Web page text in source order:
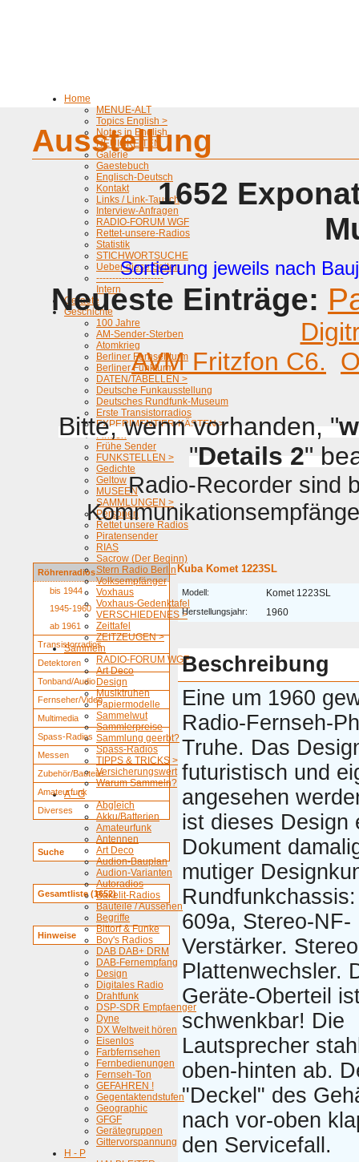
Home
MENUE-ALT
Topics English >
Notes in English
NEUIGKEITEN
Galerie
Gaestebuch
Englisch-Deutsch
Kontakt
Links / Link-Tausch
Interview-Anfragen
RADIO-FORUM WGF
Rettet-unsere-Radios
Statistik
STICHWORTSUCHE
Ueber diese Seiten
---------------------
Intern
Geraete
Geschichte
100 Jahre
AM-Sender-Sterben
Atomkrieg
Berliner Fernsehturm
Berliner Funkturm
DATEN/TABELLEN >
Deutsche Funkausstellung
Deutsches Rundfunk-Museum
Erste Transistorradios
EXPERIMENTIER-KÄSTEN >
Firmen
Frühe Sender
FUNKSTELLEN >
Gedichte
Geltow
MUSEEN
SAMMLUNGEN >
Personen
Rettet unsere Radios
Piratensender
RIAS
Sacrow (Der Beginn)
Stern Radio Berlin
Volksempfänger
Voxhaus
Voxhaus-Gedenktafel
VERSCHIEDENES >
Zeittafel
ZEITZEUGEN >
Sammeln
RADIO-FORUM WGF
Art Deco
Design
Musiktruhen
Papiermodelle
Sammelwut
Sammlerpreise
Sammlung geerbt?
Spass-Radios
TIPPS & TRICKS >
Versicherungswert
Warum Sammeln?
A - G
Abgleich
Akku/Batterien
Amateurfunk
Antennen
Art Deco
Audion-Bauplan
Audion-Varianten
Autoradios
Bakelit-Radios
Bauteile / Aussehen
Begriffe
Bittorf & Funke
Boy's Radios
DAB DAB+ DRM
DAB-Fernempfang
Design
Digitales Radio
Drahtfunk
DSP-SDR Empfaenger
Dyne
DX Weltweit hören
Eisenlos
Farbfernsehen
Fernbedienungen
Fernseh-Ton
GEFAHREN !
Gegentaktendstufen
Geographic
GFGF
Gerätegruppen
Gittervorspannung
H - P
Ausstellung
1652
Sortierung jeweils nach
Neueste Einträge:
AVM Fritzfon C6.
Bitte, wenn vorhanden, "
"Details 2"
Radio-Recorder sind
Röhrenradios
bis 1944
1945-1960
ab 1961
Transistorradios
Detektoren
Tonband/Audio
Fernseher/Video
Multimedia
Spass-Radios
Messen
Zubehör/Bauteile
Amateurfunk
Diverses
Suche
Gesamtliste (1652)
Hinweise
Kuba Komet 1223SL
Modell: Komet 1223SL
Herstellungsjahr: 1960
Beschreibung
Eine um 1960
Radio-Fernseh-
Truhe. Das
futuristisch und
angesehen
ist dieses Design
Dokument
mutiger
609a, Stereo-NF-
Verstärker.
Plattenwechsler.
Geräte-Oberteil
schwenkbar! Die
Lautsprecher
oben-hinten ab.
"Deckel" des
nach vor-oben
den Servicefall.